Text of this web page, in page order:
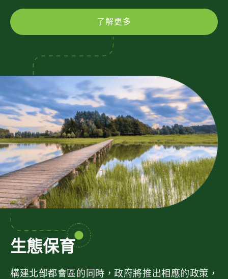
了解更多
生態保育
構建北部都會區的同時，政府將推出相應的政策，